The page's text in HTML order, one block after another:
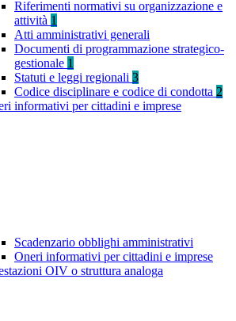
Riferimenti normativi su organizzazione e
attività 1
Atti amministrativi generali
Documenti di programmazione strategico-
gestionale 1
Statuti e leggi regionali 3
Codice disciplinare e codice di condotta 2
informativi per cittadini e imprese
Scadenzario obblighi amministrativi
Oneri informativi per cittadini e imprese
OIV o struttura analoga